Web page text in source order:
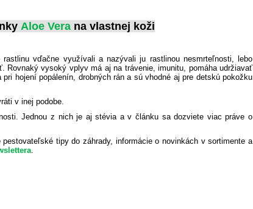
Aloe Vera na vlastnej koži
vďačne využívali a nazývali ju rastlinou nesmrteľnosti, lebo
Rovnaký vysoký vplyv má aj na trávenie, imunitu, pomáha udržiavať
hojení popálenín, drobných rán a sú vhodné aj pre detskú pokožku
v inej podobe.
Jednou z nich je aj stévia a v článku sa dozviete viac práve o
tipy do záhrady, informácie o novinkách v sortimente a